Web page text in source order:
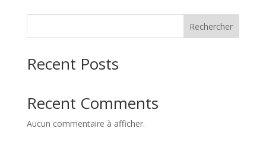
Rechercher
Recent Posts
Recent Comments
Aucun commentaire à afficher.